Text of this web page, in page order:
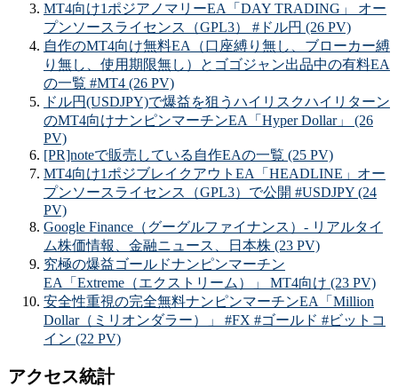
MT4向け1ポジアノマリーEA「DAY TRADING」 オー
プンソースライセンス（GPL3） #ドル円 (26 PV)
自作のMT4向け無料EA（口座縛り無し、ブローカー縛
り無し、使用期限無し）とゴゴジャン出品中の有料EA
の一覧 #MT4 (26 PV)
ドル円(USDJPY)で爆益を狙うハイリスクハイリターン
のMT4向けナンピンマーチンEA「Hyper Dollar」 (26
PV)
[PR]noteで販売している自作EAの一覧 (25 PV)
MT4向け1ポジブレイクアウトEA「HEADLINE」オー
プンソースライセンス（GPL3）で公開 #USDJPY (24
PV)
Google Finance（グーグルファイナンス）- リアルタイ
ム株価情報、金融ニュース、日本株 (23 PV)
究極の爆益ゴールドナンピンマーチン
EA「Extreme（エクストリーム）」 MT4向け (23 PV)
安全性重視の完全無料ナンピンマーチンEA「Million
Dollar（ミリオンダラー）」 #FX #ゴールド #ビットコ
イン (22 PV)
アクセス統計